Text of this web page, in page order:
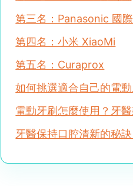
第三名：Panasonic 國
第四名：小米 XiaoMi
第五名：Curaprox
如何挑選適合自己的電
電動牙刷怎麼使用？牙
牙醫保持口腔清新的秘訣